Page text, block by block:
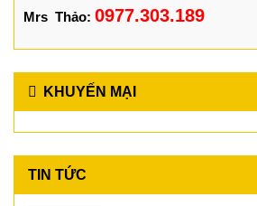
Mrs Thảo: 0977.303.189
KHUYẾN MẠI
TIN TỨC